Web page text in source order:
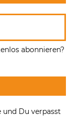
abonnieren?
und Du verpasst